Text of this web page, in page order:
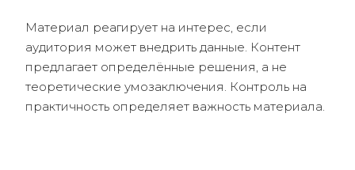
Материал реагирует на интерес, если
аудитория может внедрить данные. Контент
предлагает определённые решения, а не
теоретические умозаключения. Контроль на
практичность определяет важность материала.